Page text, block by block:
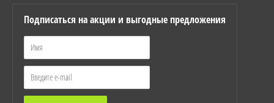
Подписаться на акции и выгодные предложения